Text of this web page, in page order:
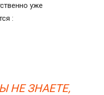
уже
:
НЕ ЗНАЕТЕ,